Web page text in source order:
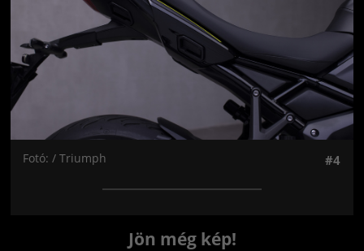
Fotó: / Triumph #4
Jön még kép!